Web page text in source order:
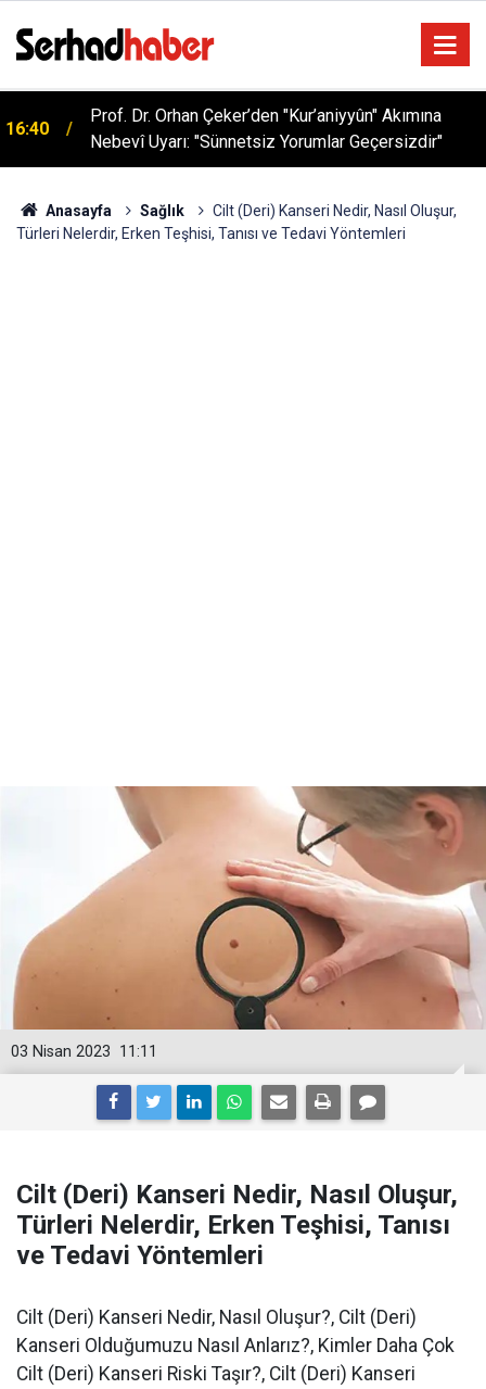
05:57
Sağlıklı Beslenmede Yeni Trend: Düşük Kalorili
Multi-Fiber İçecek Tozu
Anasayfa Sağlık
Cilt (Deri) Kanseri Nedir, Nasıl Oluşur,
Türleri Nelerdir, Erken Teşhisi, Tanısı ve Tedavi Yöntemleri
11:11
03 Nisan 2023
Cilt (Deri) Kanseri Nedir, Nasıl Oluşur,
Türleri Nelerdir, Erken Teşhisi, Tanısı
ve Tedavi Yöntemleri
Cilt (Deri) Kanseri Nedir, Nasıl Oluşur?, Cilt (Deri)
Kanseri Olduğumuzu Nasıl Anlarız?, Kimler Daha Çok
Cilt (Deri) Kanseri Riski Taşır?, Cilt (Deri) Kanseri